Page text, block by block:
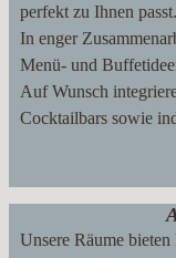
perfekt zu Ihnen passt.
In enger
Menü- und
Auf Wunsch
Cocktailbars sowie
Unsere Räume